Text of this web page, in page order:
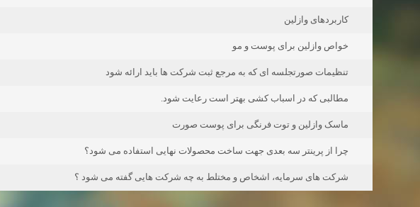
کاربردهای وازلین
خواص وازلین برای پوست و مو
تنظیمات صورتجلسه ای که به مرجع ثبت شرکت ها باید ارائه شود
مطالبی که در اسباب کشی بهتر است رعایت شود.
ماسک وازلین و توت فرنگی برای پوست صورت
چرا از پرینتر سه بعدی جهت ساخت محصولات نهایی استفاده می شود؟
شرکت های سرمایه، اشخاص و مختلط به چه شرکت هایی گفته می شود ؟